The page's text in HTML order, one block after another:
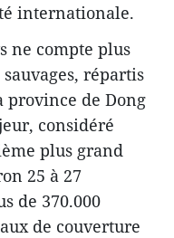
internationale.
ne compte plus
répartis
province de Dong
considéré
plus grand
25 à 27
de 370.000
de couverture